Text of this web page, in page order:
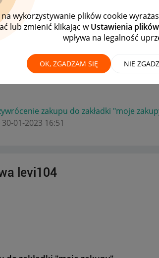
wykorzystywanie plików cookie
lub zmienić klikając wUstawienia
wpływa na legalność
OK, ZGADZAM SIĘ NIE
kilku lat
zakupu do zakładki "moje
‎30-01-2023 16:51
levi104